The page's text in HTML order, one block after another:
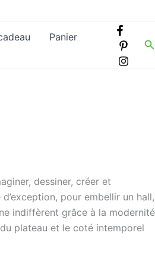
Panier
dessiner, créer et
pour embellir un hall,
indiffèrent grâce à la modernité
plateau et le coté intemporel